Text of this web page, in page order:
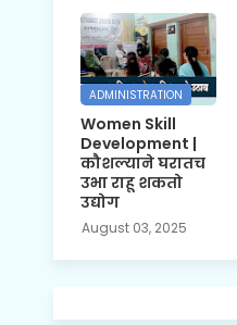
ADMINISTRATION
Women Skill
Development |
कौशल्याने घरातच
उभा राहू शकतो
उद्योग
August 03, 2025